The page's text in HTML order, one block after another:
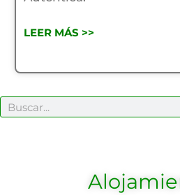
LEER MÁS >>
Buscar